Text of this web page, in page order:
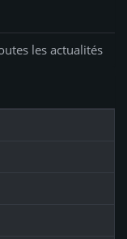
les actualités